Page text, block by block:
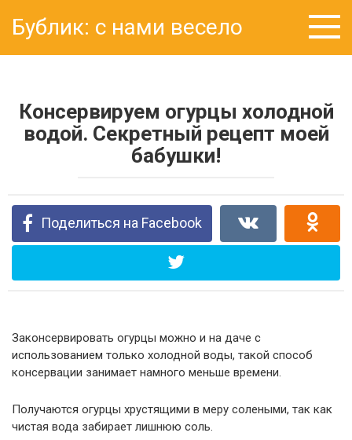
контенту
Бублик: с нами весело
Консервируем огурцы холодной
водой. Секретный рецепт моей
бабушки!
Поделиться на Facebook
Законсервировать огурцы можно и на даче с
использованием только холодной воды, такой способ
консервации занимает намного меньше времени.
Получаются огурцы хрустящими в меру солеными, так как
чистая вода забирает лишнюю соль.